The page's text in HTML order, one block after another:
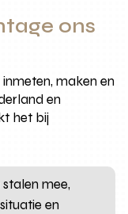
ons
maken en
en
het bij
mee,
en